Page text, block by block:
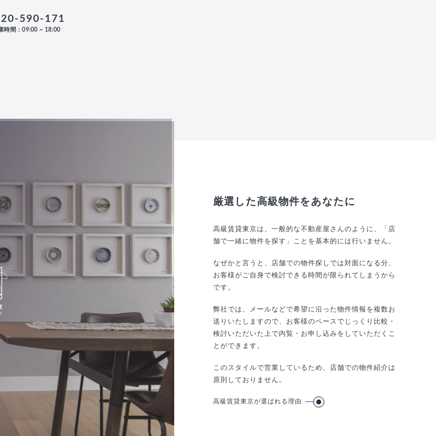
590-171
時間：09:00 ~ 18:00
厳選した高級物件をあなたに
高級賃貸東京は、一般的な不動産屋さんのように、「店
舗で一緒に物件を探す」ことを基本的には行いません。
なぜかと言うと、店舗での物件探しでは対面になる分、
お客様がご自身で検討できる時間が限られてしまうから
です。
弊社では、メールなどで希望に沿った物件情報を複数お
送りいたしますので、お客様のペースでじっくり比較・
検討いただいた上で内覧・お申し込みをしていただくこ
とができます。
このスタイルで営業しているため、店舗での物件紹介は
原則しておりません。
高級賃貸東京が選ばれる理由